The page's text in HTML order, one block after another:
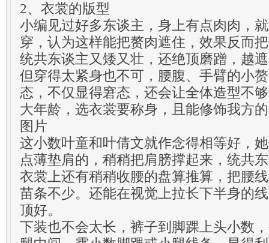
2、衣裳的版型
小编见过好多东谈主，身上有点肉肉，
穿，认为这样能把赘肉遮住，效果反而
统共东谈主又矮又壮，还绝顶磨蹭，越
但穿得太紧身也不可，腰腹、手臂的小
态，不仅显得窘态，还会让全体造型不
大年龄，选衣裳要称身，且能修饰我方
图片
这小数叶童和叶倩文就作念得相等好，
点薄垫肩的，稍稍把肩膀撑起来，统共
衣裳上还有稍稍收腰的盘算推算，把腰
苗条不少。还能在视觉上拉长下半身的
顶好。
下装也不会太长，裤子到脚踝上头小数